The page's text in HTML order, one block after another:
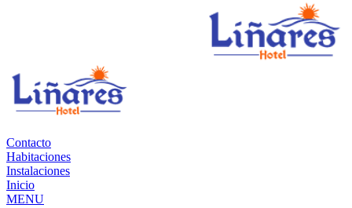
Contacto
Habitaciones
Instalaciones
Inicio
MENU